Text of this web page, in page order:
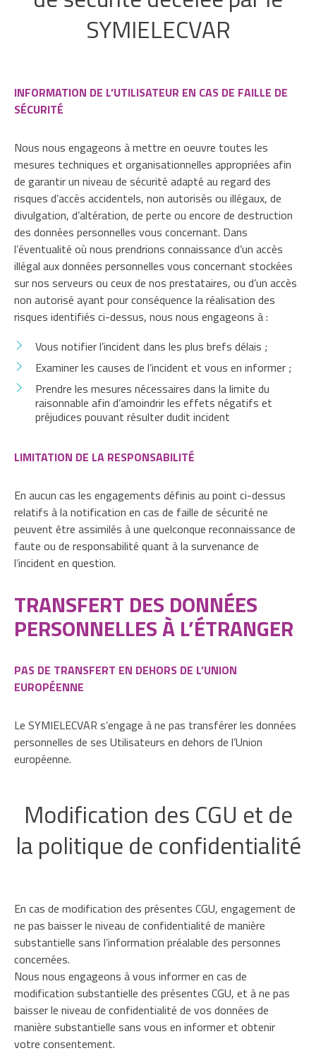
SYMIELECVAR
INFORMATION DE L’UTILISATEUR EN CAS DE FAILLE DE
SÉCURITÉ
Nous nous engageons à mettre en oeuvre toutes les
mesures techniques et organisationnelles appropriées afin
de garantir un niveau de sécurité adapté au regard des
risques d’accès accidentels, non autorisés ou illégaux, de
divulgation, d’altération, de perte ou encore de destruction
des données personnelles vous concernant. Dans
l’éventualité où nous prendrions connaissance d’un accès
illégal aux données personnelles vous concernant stockées
sur nos serveurs ou ceux de nos prestataires, ou d’un accès
non autorisé ayant pour conséquence la réalisation des
risques identifiés ci-dessus, nous nous engageons à :
Vous notifier l’incident dans les plus brefs délais ;
Examiner les causes de l’incident et vous en informer ;
Prendre les mesures nécessaires dans la limite du
raisonnable afin d’amoindrir les effets négatifs et
préjudices pouvant résulter dudit incident
LIMITATION DE LA RESPONSABILITÉ
En aucun cas les engagements définis au point ci-dessus
relatifs à la notification en cas de faille de sécurité ne
peuvent être assimilés à une quelconque reconnaissance de
faute ou de responsabilité quant à la survenance de
l’incident en question.
TRANSFERT DES DONNÉES
PERSONNELLES À L’ÉTRANGER
PAS DE TRANSFERT EN DEHORS DE L’UNION
EUROPÉENNE
Le SYMIELECVAR s’engage à ne pas transférer les données
personnelles de ses Utilisateurs en dehors de l’Union
européenne.
Modification des CGU et de
la politique de confidentialité
En cas de modification des présentes CGU, engagement de
ne pas baisser le niveau de confidentialité de manière
substantielle sans l’information préalable des personnes
concernées.
Nous nous engageons à vous informer en cas de
modification substantielle des présentes CGU, et à ne pas
baisser le niveau de confidentialité de vos données de
manière substantielle sans vous en informer et obtenir
votre consentement.